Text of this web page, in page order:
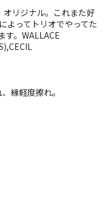
リジナル。これまた好
よってトリオでやってた
す。WALLACE
縁軽度擦れ。